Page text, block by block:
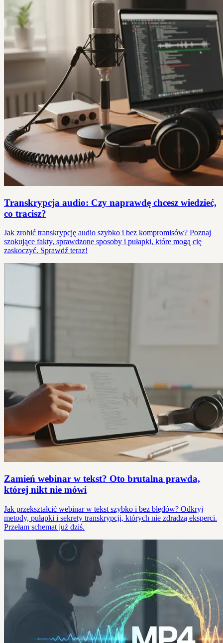
Transkrypcja audio: Czy naprawdę chcesz wiedzieć,
co tracisz?
Jak zrobić transkrypcję audio szybko i bez kompromisów? Poznaj
szokujące fakty, sprawdzone sposoby i pułapki, które mogą cię
zaskoczyć. Sprawdź teraz!
Zamień webinar w tekst? Oto brutalna prawda,
której nikt nie mówi
Jak przekształcić webinar w tekst szybko i bez błędów? Odkryj
metody, pułapki i sekrety transkrypcji, których nie zdradzą eksperci.
Przełam schemat już dziś.